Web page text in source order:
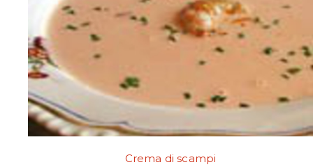
Crema di scampi